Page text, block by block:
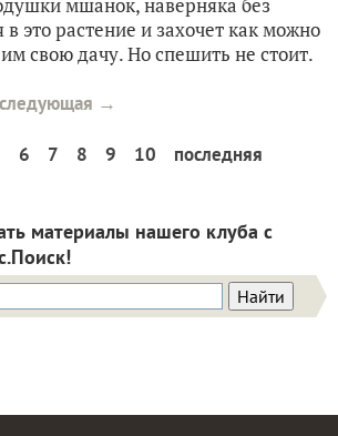
это растение и захочет как можно
свою дачу. Но спешить не стоит.
следующая →
6 7 8 9 10 последняя
материалы нашего клуба с